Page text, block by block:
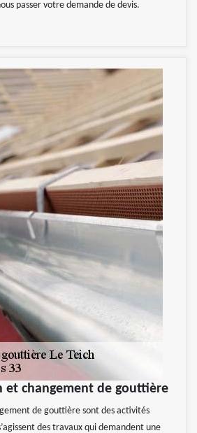
passer votre demande de devis.
et changement de gouttière
de gouttière sont des activités
des travaux qui demandent une